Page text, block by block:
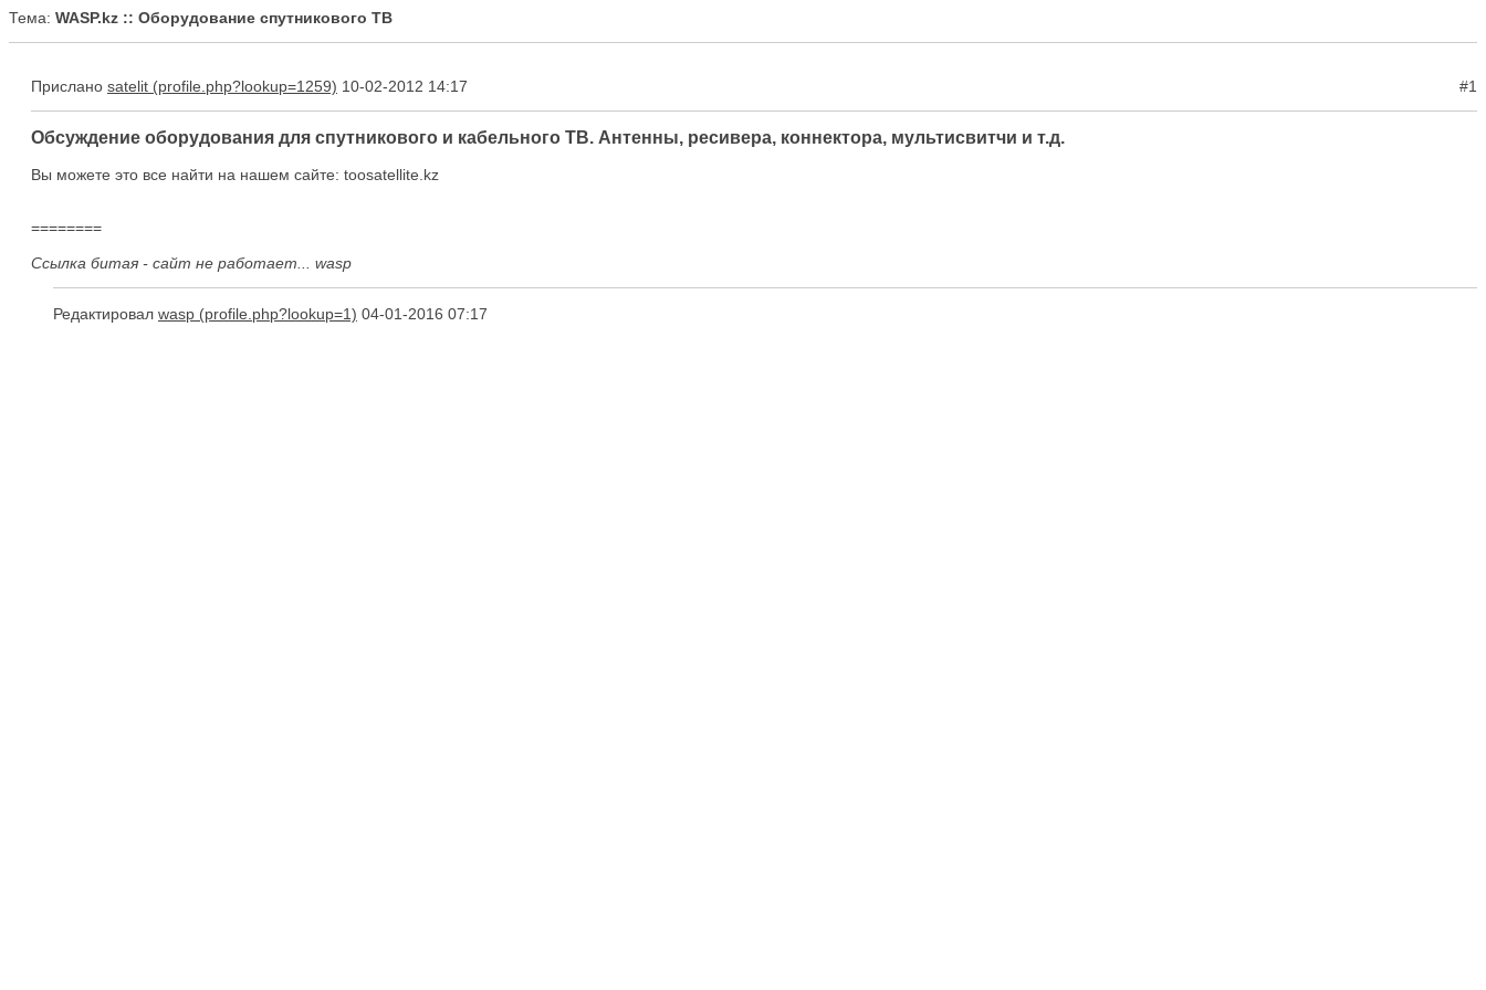
Тема: WASP.kz :: Оборудование спутникового ТВ
Прислано satelit 10-02-2012 14:17 #1
Обсуждение оборудования для спутникового и кабельного ТВ. Антенны, ресивера, коннектора, мультисвитчи и т.д.
Вы можете это все найти на нашем сайте: toosatellite.kz
========
Ссылка битая - сайт не работает... wasp
Редактировал wasp 04-01-2016 07:17